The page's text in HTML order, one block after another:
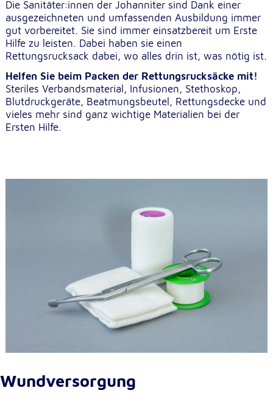
Die Sanitäter:innen der Johanniter sind Dank einer
ausgezeichneten und umfassenden Ausbildung immer
gut vorbereitet. Sie sind immer einsatzbereit um Erste
Hilfe zu leisten. Dabei haben sie einen
Rettungsrucksack dabei, wo alles drin ist, was nötig ist.
Helfen Sie beim Packen der Rettungsrucksäcke mit!
Steriles Verbandsmaterial, Infusionen, Stethoskop,
Blutdruckgeräte, Beatmungsbeutel, Rettungsdecke und
vieles mehr sind ganz wichtige Materialien bei der
Ersten Hilfe.
Wundversorgung
unsere Besucher unsere Website nutzen.
Google Analytics
Name:
_ga, _gid, _gac_gb_
Anbieter:
Google LLC
Zweck:
24 Stunden - 2 Jahre
Google Tag Manager
Externe Dienste
Um Inhalte von Videoplattformen und
Kartendiensten anzeigen zu können, werden von